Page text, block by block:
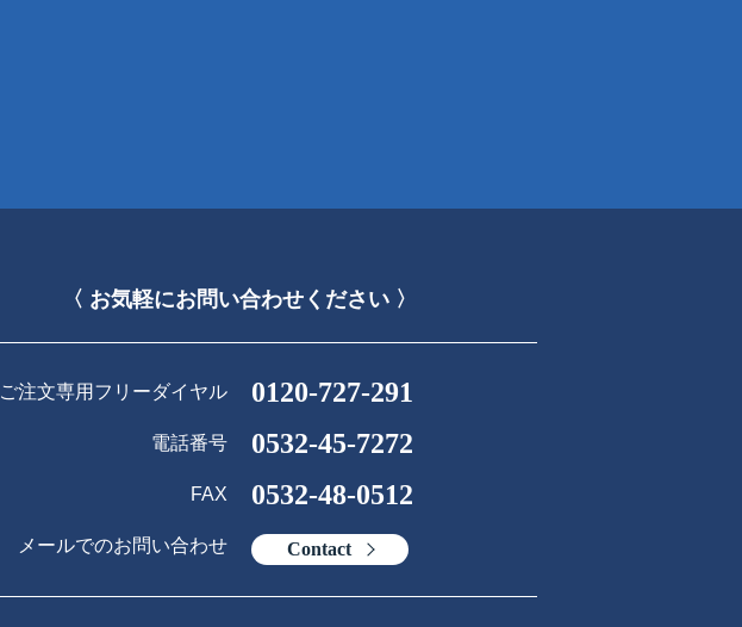
〈 お気軽にお問い合わせください 〉
ご注文専用フリーダイヤル 0120-727-291
電話番号 0532-45-7272
FAX 0532-48-0512
メールでのお問い合わせ Contact